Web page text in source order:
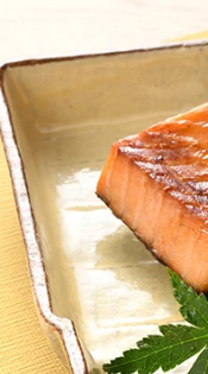
板前が足り
さで社長に
てきた店の
田さん。お
れる割烹で